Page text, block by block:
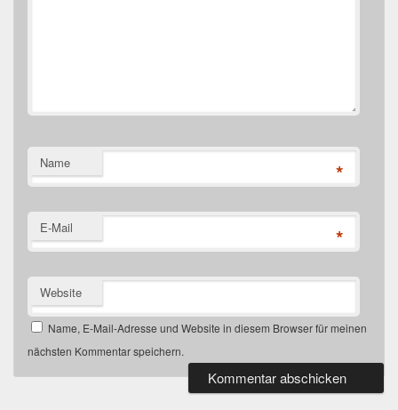
Name *
E-Mail *
Website
Name, E-Mail-Adresse und Website in diesem Browser für meinen
nächsten Kommentar speichern.